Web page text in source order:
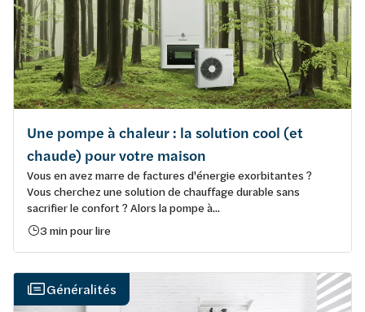
Une pompe à chaleur : la solution cool (et
chaude) pour votre maison
Vous en avez marre de factures d'énergie exorbitantes ?
Vous cherchez une solution de chauffage durable sans
sacrifier le confort ? Alors la pompe à...
3 min pour lire
Généralités